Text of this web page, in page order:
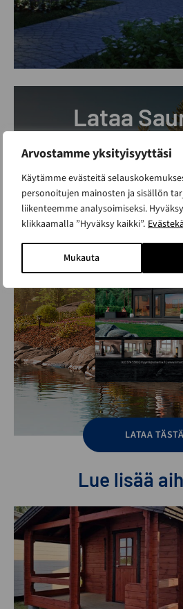
Arvostamme yksityisyyttäsi
Käytämme evästeitä
personoitujen mainosten ja sisällön
liikenteemme analysoimiseksi.
klikkaamalla ”Hyväksy kaikki”.
Mukauta
Lataa
LATAA TÄSTÄ
Lue lisää